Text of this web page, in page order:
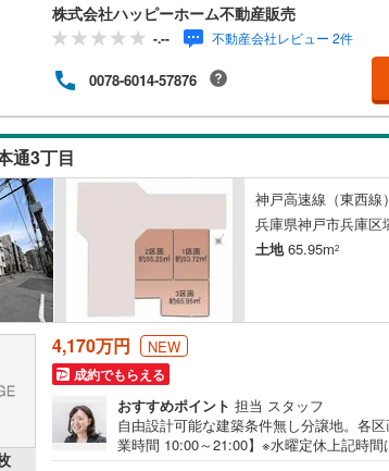
子さまの情操教育にも良いかもしれません
で、こだわりのおうちをお建て下さいませ。
株式会社ハッピーホーム不動産販売
-.-- 不動産会社レビュー 2件
0078-6014-57876
通3丁目
神戸高速線（東西
兵庫県神戸市兵庫区
土地65.95m2
4,170万円 NEW
成約でもらえる
おすすめポイント 担当 スタッフ
自由設計可能な建築条件無し分譲地。各
業時間 10:00～21:00】※水曜定休上記時